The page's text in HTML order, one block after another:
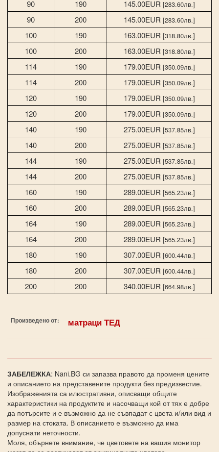
90 190 145.00EUR [283.60лв.]
90 200 145.00EUR [283.60лв.]
100 190 163.00EUR [318.80лв.]
100 200 163.00EUR [318.80лв.]
114 190 179.00EUR [350.09лв.]
114 200 179.00EUR [350.09лв.]
120 190 179.00EUR [350.09лв.]
120 200 179.00EUR [350.09лв.]
140 190 275.00EUR [537.85лв.]
140 200 275.00EUR [537.85лв.]
144 190 275.00EUR [537.85лв.]
144 200 275.00EUR [537.85лв.]
160 190 289.00EUR [565.23лв.]
160 200 289.00EUR [565.23лв.]
164 190 289.00EUR [565.23лв.]
164 200 289.00EUR [565.23лв.]
180 190 307.00EUR [600.44лв.]
180 200 307.00EUR [600.44лв.]
200 200 340.00EUR [664.98лв.]
Произведено от: матраци ТЕД
ЗАБЕЛЕЖКА: Nani.BG си запазва правото да променя цените
и описанието на представените продукти без предизвестие.
Изображенията са илюстративни, описващи общите
характеристики на продуктите и насочващи кой от тях е добре
да потърсите и е възможно да не съвпадат с цвета и/или вид и
размер на стоката. В описанието е възможно да има
допуснати неточности.
Моля, обърнете внимание, че цветовете на вашия монитор